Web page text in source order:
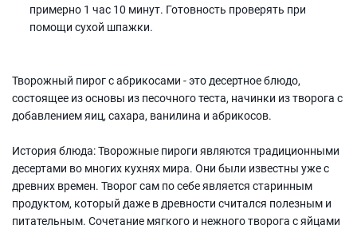
примерно 1 час 10 минут. Готовность проверять при
помощи сухой шпажки.
Творожный пирог с абрикосами - это десертное блюдо,
состоящее из основы из песочного теста, начинки из творога с
добавлением яиц, сахара, ванилина и абрикосов.
История блюда: Творожные пироги являются традиционными
десертами во многих кухнях мира. Они были известны уже с
древних времен. Творог сам по себе является старинным
продуктом, который даже в древности считался полезным и
питательным. Сочетание мягкого и нежного творога с яйцами